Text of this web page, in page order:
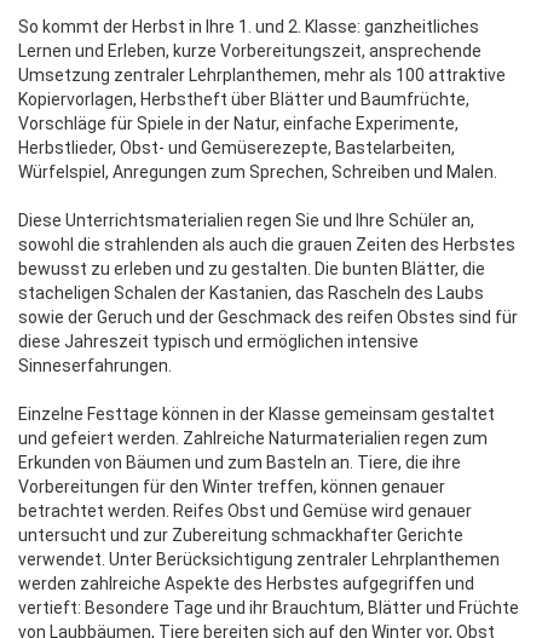
So kommt der Herbst in Ihre 1. und 2. Klasse: ganzheitliches
Lernen und Erleben, kurze Vorbereitungszeit, ansprechende
Umsetzung zentraler Lehrplanthemen, mehr als 100 attraktive
Kopiervorlagen, Herbstheft über Blätter und Baumfrüchte,
Vorschläge für Spiele in der Natur, einfache Experimente,
Herbstlieder, Obst- und Gemüserezepte, Bastelarbeiten,
Würfelspiel, Anregungen zum Sprechen, Schreiben und Malen.
Diese Unterrichtsmaterialien regen Sie und Ihre Schüler an,
sowohl die strahlenden als auch die grauen Zeiten des Herbstes
bewusst zu erleben und zu gestalten. Die bunten Blätter, die
stacheligen Schalen der Kastanien, das Rascheln des Laubs
sowie der Geruch und der Geschmack des reifen Obstes sind für
diese Jahreszeit typisch und ermöglichen intensive
Sinneserfahrungen.
Einzelne Festtage können in der Klasse gemeinsam gestaltet
und gefeiert werden. Zahlreiche Naturmaterialien regen zum
Erkunden von Bäumen und zum Basteln an. Tiere, die ihre
Vorbereitungen für den Winter treffen, können genauer
betrachtet werden. Reifes Obst und Gemüse wird genauer
untersucht und zur Zubereitung schmackhafter Gerichte
verwendet. Unter Berücksichtigung zentraler Lehrplanthemen
werden zahlreiche Aspekte des Herbstes aufgegriffen und
vertieft: Besondere Tage und ihr Brauchtum, Blätter und Früchte
von Laubbäumen, Tiere bereiten sich auf den Winter vor, Obst